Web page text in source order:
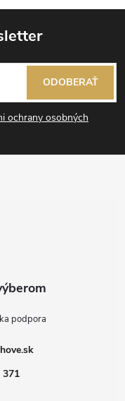
ochrany osobných
ODOBERAŤ
371